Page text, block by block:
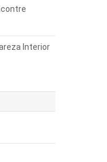
Interior